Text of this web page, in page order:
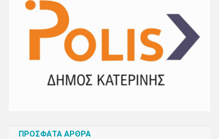
ΠΡΌΣΦΑΤΑ ΆΡΘΡΑ